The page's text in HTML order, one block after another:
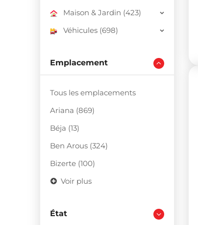
Maison & Jardin (423)
Véhicules (698)
Emplacement
Tous les emplacements
Ariana (869)
Béja (13)
Ben Arous (324)
Bizerte (100)
Voir plus
État